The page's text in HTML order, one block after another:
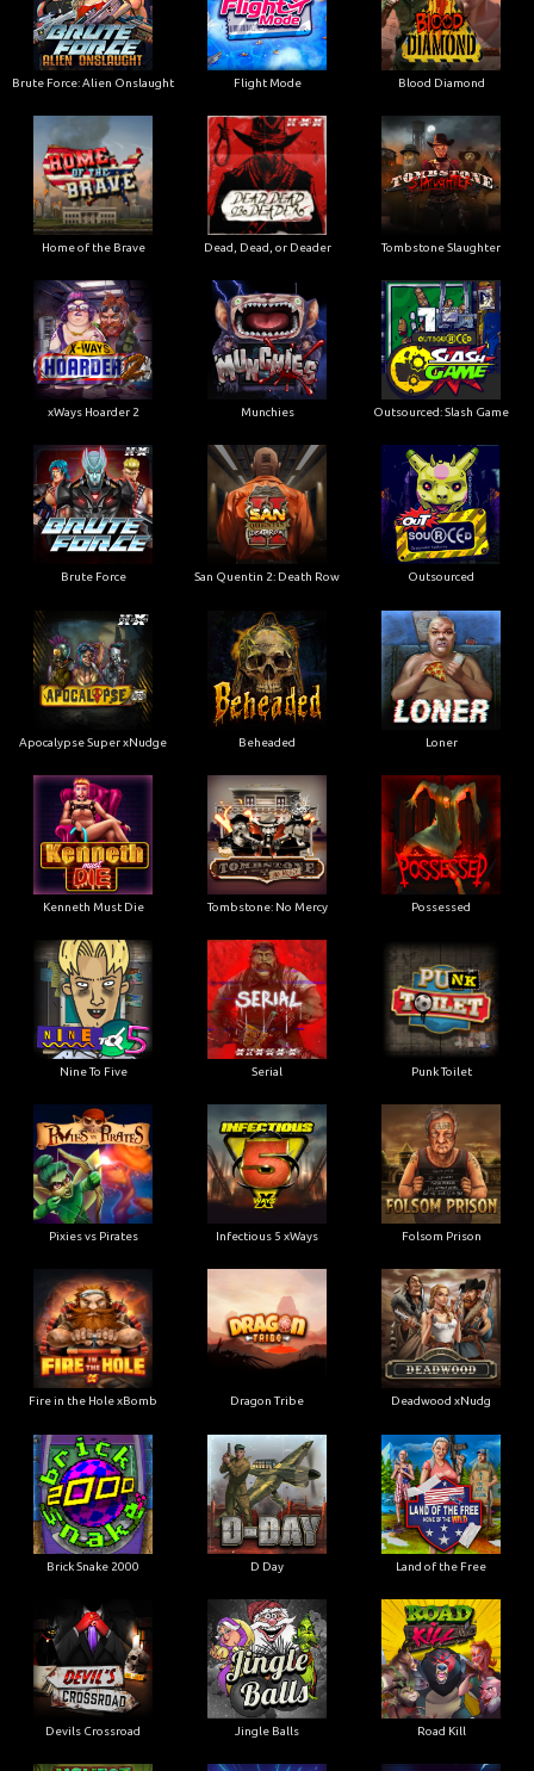
Brute Force: Alien Onslaught Flight Mode Blood Diamond
Home of the Brave Dead, Dead, or Deader Tombstone Slaughter
xWays Hoarder 2 Munchies Outsourced: Slash Game
Brute Force San Quentin 2: Death Row Outsourced
Apocalypse Super xNudge Beheaded Loner
Kenneth Must Die Tombstone: No Mercy Possessed
Nine To Five Serial Punk Toilet
Pixies vs Pirates Infectious 5 xWays Folsom Prison
Fire in the Hole xBomb Dragon Tribe Deadwood xNudg
Brick Snake 2000 D Day Land of the Free
Devils Crossroad Jingle Balls Road Kill